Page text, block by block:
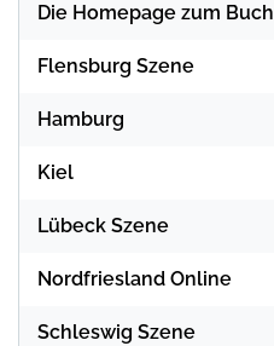
Die Homepage zum Buch
Flensburg Szene
Hamburg
Kiel
Lübeck Szene
Nordfriesland Online
Schleswig Szene